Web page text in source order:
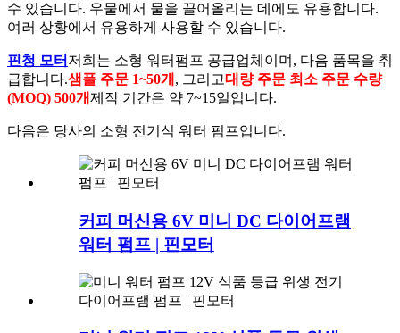
수 있습니다. 우물에서 물을 끌어올리는 데에도 유용합니다.
여러 상황에서 유용하게 사용할 수 있습니다.
핀청 모터 저희는 소형 워터펌프 공급업체이며, 다음 품목을 취
급합니다.샘플 주문 1~50개 , 그리고대량 주문 최소 주문 수량
(MOQ) 500개제작 기간은 약 7~15일입니다.
다음은 당사의 소형 전기식 워터 펌프입니다.
커피 머신용 6V 미니 DC 다이어프램
워터 펌프 | 핀모터